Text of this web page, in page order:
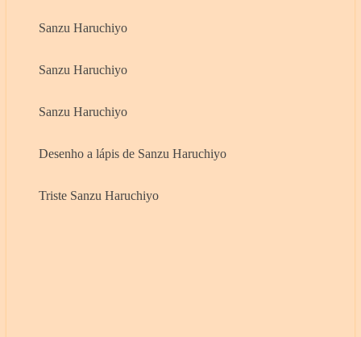
Sanzu Haruchiyo
Sanzu Haruchiyo
Sanzu Haruchiyo
Desenho a lápis de Sanzu Haruchiyo
Triste Sanzu Haruchiyo